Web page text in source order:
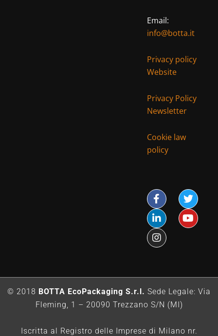
Email:
info@botta.it
Privacy policy
Website
Privacy Policy
Newsletter
Cookie law
policy
© 2018 BOTTA EcoPackaging S.r.l. Sede Legale: Via
Fleming, 1 – 20090 Trezzano S/N (MI)
Iscritta al Registro delle Imprese di Milano nr.